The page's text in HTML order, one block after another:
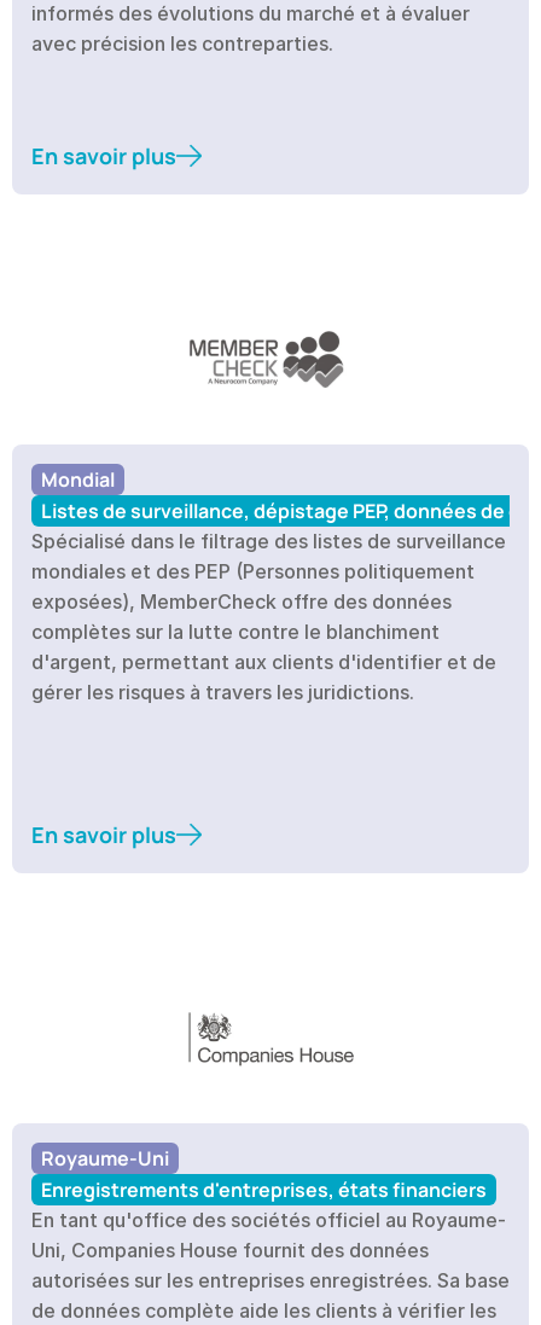
informés des évolutions du marché et à évaluer
avec précision les contreparties.
En savoir plus
Mondial
Listes de surveillance, dépistage PEP, données de
Spécialisé dans le filtrage des listes de surveillance
mondiales et des PEP (Personnes politiquement
exposées), MemberCheck offre des données
complètes sur la lutte contre le blanchiment
d'argent, permettant aux clients d'identifier et de
gérer les risques à travers les juridictions.
En savoir plus
Royaume-Uni
Enregistrements d'entreprises, états financiers
En tant qu'office des sociétés officiel au Royaume-
Uni, Companies House fournit des données
autorisées sur les entreprises enregistrées. Sa base
de données complète aide les clients à vérifier les